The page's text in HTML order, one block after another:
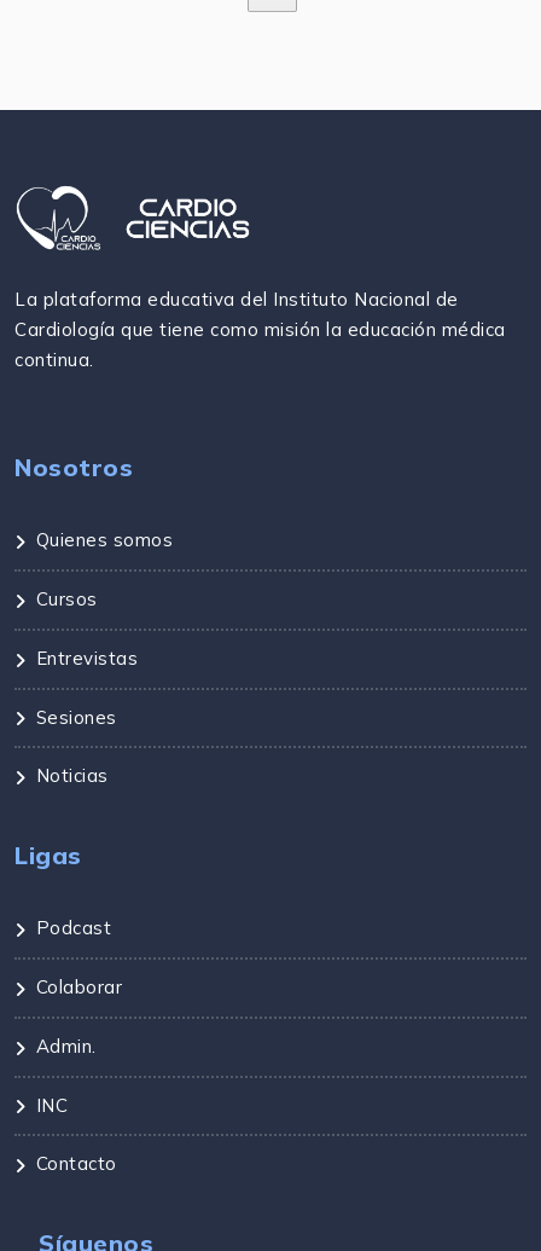
La plataforma educativa del Instituto Nacional de
Cardiología que tiene como misión la educación médica
continua.
Nosotros
Quienes somos
Cursos
Entrevistas
Sesiones
Noticias
Ligas
Podcast
Colaborar
Admin.
INC
Contacto
Síguenos